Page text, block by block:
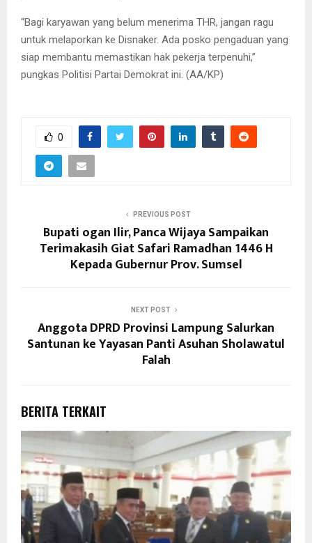
“Bagi karyawan yang belum menerima THR, jangan ragu
untuk melaporkan ke Disnaker. Ada posko pengaduan yang
siap membantu memastikan hak pekerja terpenuhi,”
pungkas Politisi Partai Demokrat ini. (AA/KP)
0
PREVIOUS POST
Bupati ogan Ilir, Panca Wijaya Sampaikan
Terimakasih Giat Safari Ramadhan 1446 H
Kepada Gubernur Prov. Sumsel
NEXT POST
Anggota DPRD Provinsi Lampung Salurkan
Santunan ke Yayasan Panti Asuhan Sholawatul
Falah
BERITA TERKAIT